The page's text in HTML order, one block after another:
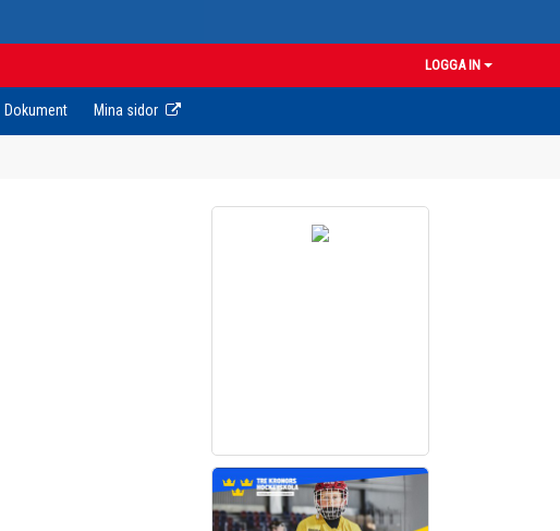
LOGGA IN
Dokument Mina sidor